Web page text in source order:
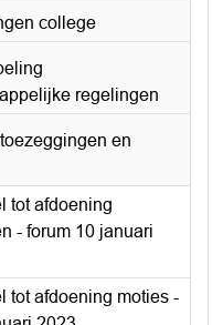
college
regelingen
en
tot afdoening
- forum 10 januari
tot afdoening moties -